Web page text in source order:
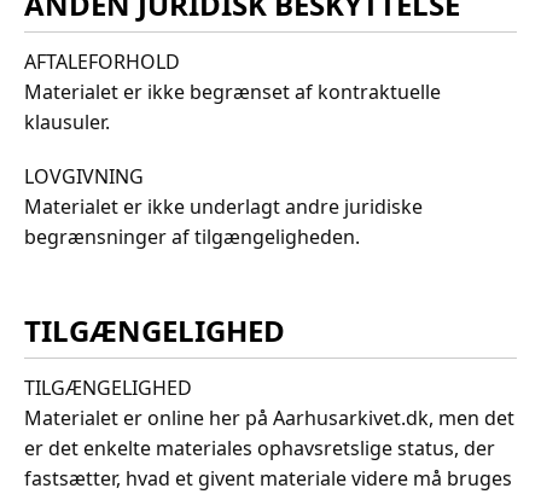
AFTALEFORHOLD
Materialet er ikke begrænset af kontraktuelle
klausuler.
LOVGIVNING
Materialet er ikke underlagt andre juridiske
begrænsninger af tilgængeligheden.
TILGÆNGELIGHED
TILGÆNGELIGHED
Materialet er online her på Aarhusarkivet.dk, men det
er det enkelte materiales ophavsretslige status, der
fastsætter, hvad et givent materiale videre må bruges